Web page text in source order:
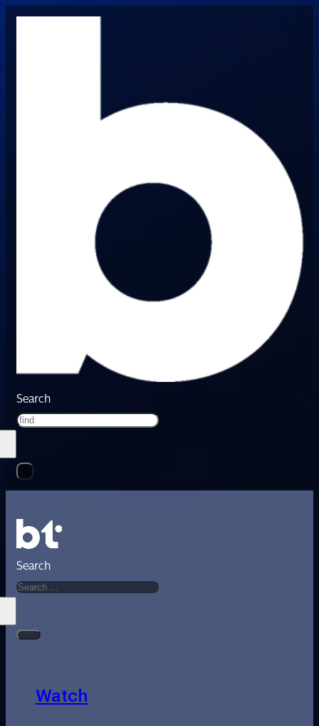
Search
Search
Watch